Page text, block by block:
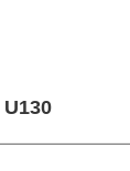
U130